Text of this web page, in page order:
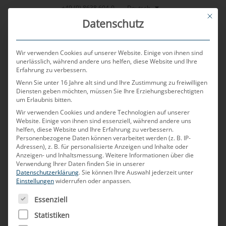
Zum
+49 (0) 8638 604-0 Deutsch
VERÖFFENTLICHT AM10. OKTOBER 2023 VONCHRISTIAN
NEULINGER
V2X
Wofür steht V2X?
V2X steht für „Vehicle-to-everything“ und
beschreibt die kabellose Echtzeit-
Kommunikation eines zu betrachtenden
This
Datenschutz
Wir verwenden Cookies auf unserer Website. Einige von ihnen sind
unerlässlich, während andere uns helfen, diese Website und Ihre
Erfahrung zu verbessern.
Wenn Sie unter 16 Jahre alt sind und Ihre Zustimmung zu freiwilligen
Diensten geben möchten, müssen Sie Ihre Erziehungsberechtigten
um Erlaubnis bitten.
Wir verwenden Cookies und andere Technologien auf unserer
Website. Einige von ihnen sind essenziell, während andere uns
helfen, diese Website und Ihre Erfahrung zu verbessern.
Personenbezogene Daten können verarbeitet werden (z. B. IP-
Adressen), z. B. für personalisierte Anzeigen und Inhalte oder
Anzeigen- und Inhaltsmessung.Weitere Informationen über die
Verwendung Ihrer Daten finden Sie in unserer
Datenschutzerklärung.Sie können Ihre Auswahl jederzeit unter
Einstellungenwiderrufen oder anpassen.
ES FOLGT EINE LISTE DER SERVICE-GRUPPEN, FÜR
Essenziell
Statistiken